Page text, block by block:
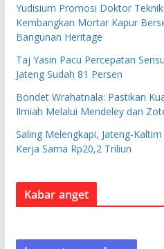
Yudisium Promosi Doktor
Kembangkan Mortar Kapur
Bangunan Heritage
Taj Yasin Pacu Percepatan
Jateng Sudah 81 Persen
Bondet Wrahatnala: Pastikan
Ilmiah Melalui Mendeley dan
Saling Melengkapi, Jateng-
Kerja Sama Rp20,2 Triliun
Kabar anget